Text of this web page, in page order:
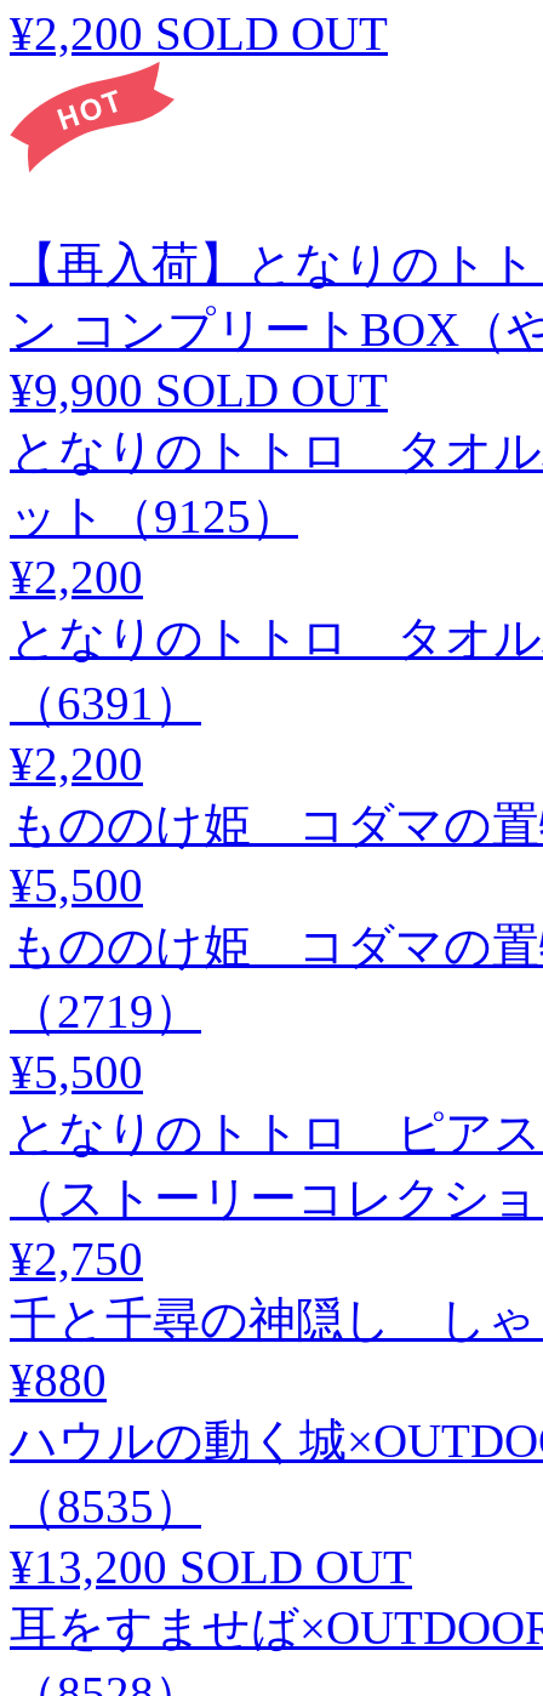
¥2,200 SOLD OUT
【再入荷】となりのト
ン コンプリートBOX（
¥9,900 SOLD OUT
となりのトトロ タオ
ット（9125）
¥2,200
となりのトトロ タオ
（6391）
¥2,200
もののけ姫 コダマの
¥5,500
もののけ姫 コダマの
（2719）
¥5,500
となりのトトロ ピア
（ストーリーコレクシ
¥2,750
千と千尋の神隠し しゃ
¥880
ハウルの動く城
（8535）
¥13,200 SOLD OUT
耳をすませば